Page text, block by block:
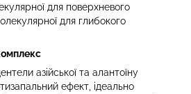
для поверхневого
для глибокого
азійської та алантоїну
ефект, ідеально